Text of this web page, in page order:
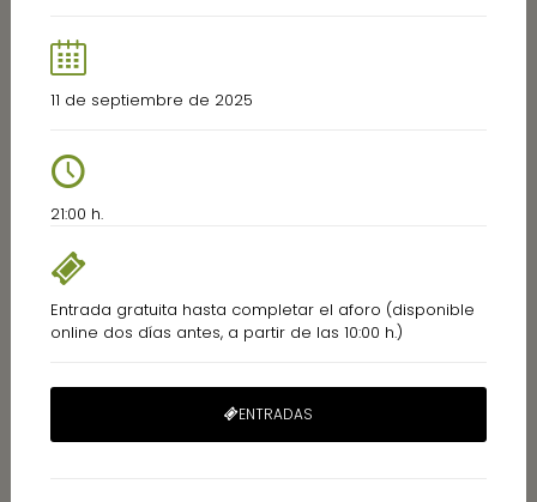
11 de septiembre de 2025
21:00 h.
Entrada gratuita hasta completar el aforo (disponible
online dos días antes, a partir de las 10:00 h.)
ENTRADAS